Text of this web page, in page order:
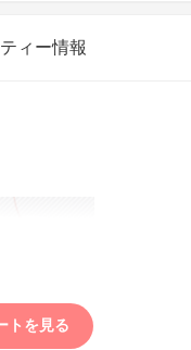
ィー情報
トを見る